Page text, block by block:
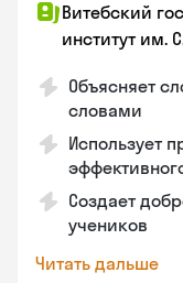
Витебский
институт им.
Объясняет
словами
Использует
Создает
учеников
Читать дальше